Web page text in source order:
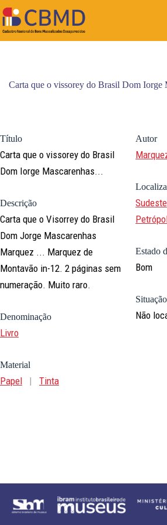
para
o
conteúdo
Carta que o vissorey do Brasil Dom Iorge
Título
Carta que o vissorey do Brasil
Dom Iorge Mascarenhas...
Descrição
Carta que o Visorrey do Brasil
Dom Jorge Mascarenhas
Marquez ... Marquez de
Montavão in-12. 2 páginas sem
numeração. Muito raro.
Denominação
Livro
Material
Papel | Tinta
Autor
Sudeste
Estado
Bom
Situação
Não